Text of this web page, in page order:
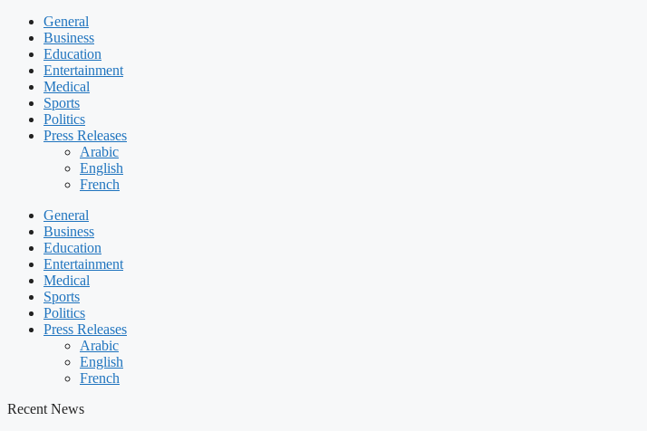
General
Business
Education
Entertainment
Medical
Sports
Politics
Press Releases
Arabic
English
French
General
Business
Education
Entertainment
Medical
Sports
Politics
Press Releases
Arabic
English
French
Recent News